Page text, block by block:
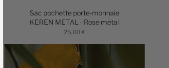
Sac pochette porte-monnaie
KEREN METAL - Rose métal
25,00 €